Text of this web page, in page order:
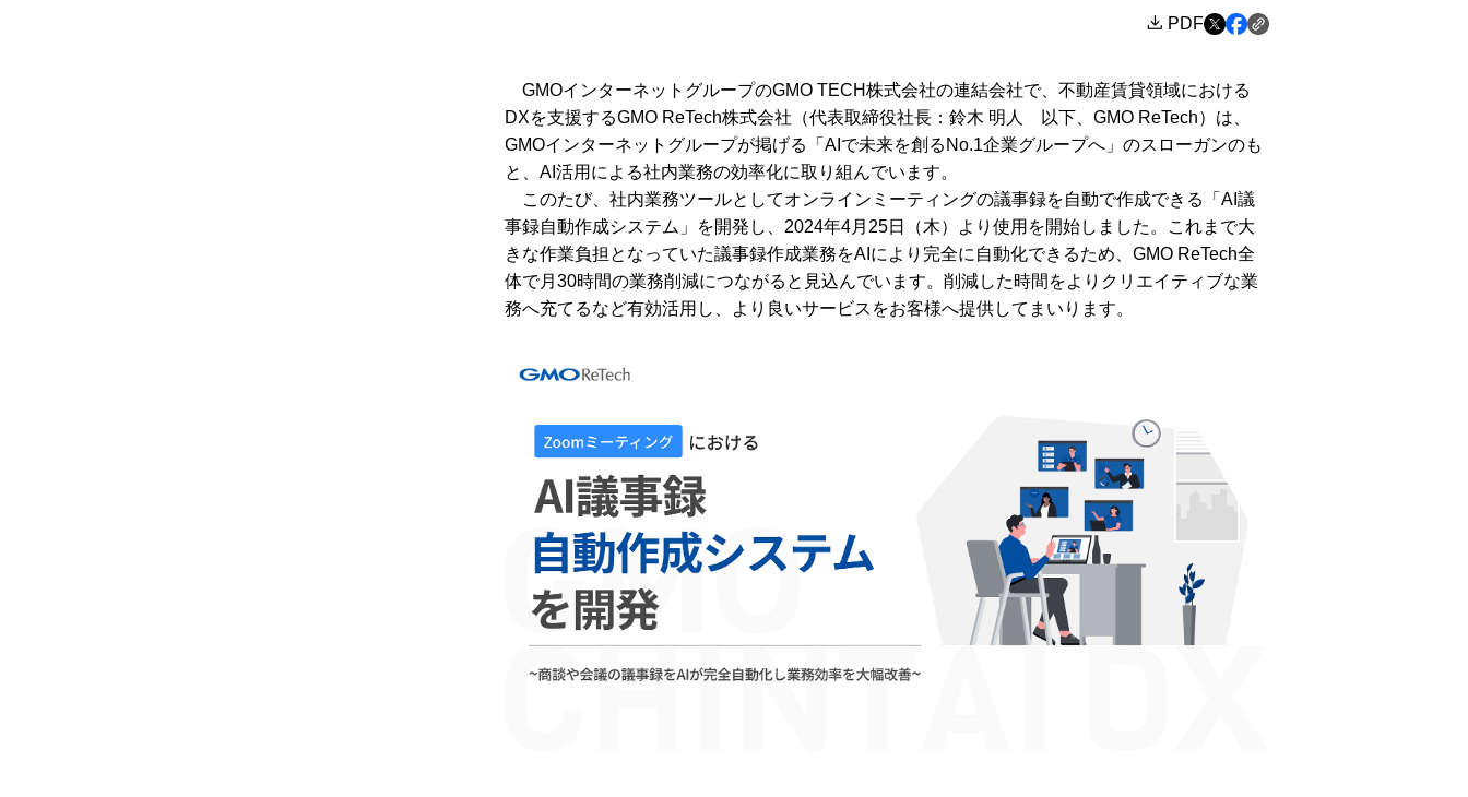
PDF
GMOインターネットグループのGMO TECH株式会社の連結会社で、不動産賃貸領域における
DXを支援するGMO ReTech株式会社（代表取締役社長：鈴木 明人 以下、GMO ReTech）は、
GMOインターネットグループが掲げる「AIで未来を創るNo.1企業グループへ」のスローガンのも
と、AI活用による社内業務の効率化に取り組んでいます。
このたび、社内業務ツールとしてオンラインミーティングの議事録を自動で作成できる「AI議
事録自動作成システム」を開発し、2024年4月25日（木）より使用を開始しました。これまで大
きな作業負担となっていた議事録作成業務をAIにより完全に自動化できるため、GMO ReTech全
体で月30時間の業務削減につながると見込んでいます。削減した時間をよりクリエイティブな業
務へ充てるなど有効活用し、より良いサービスをお客様へ提供してまいります。